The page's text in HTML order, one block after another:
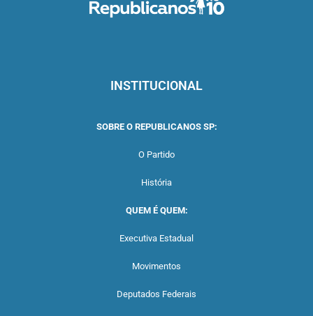
INSTITUCIONAL
SOBRE O REPUBLICANOS SP:
O Partido
História
QUEM É QUEM:
Executiva Estadual
Movimentos
Deputados Federais